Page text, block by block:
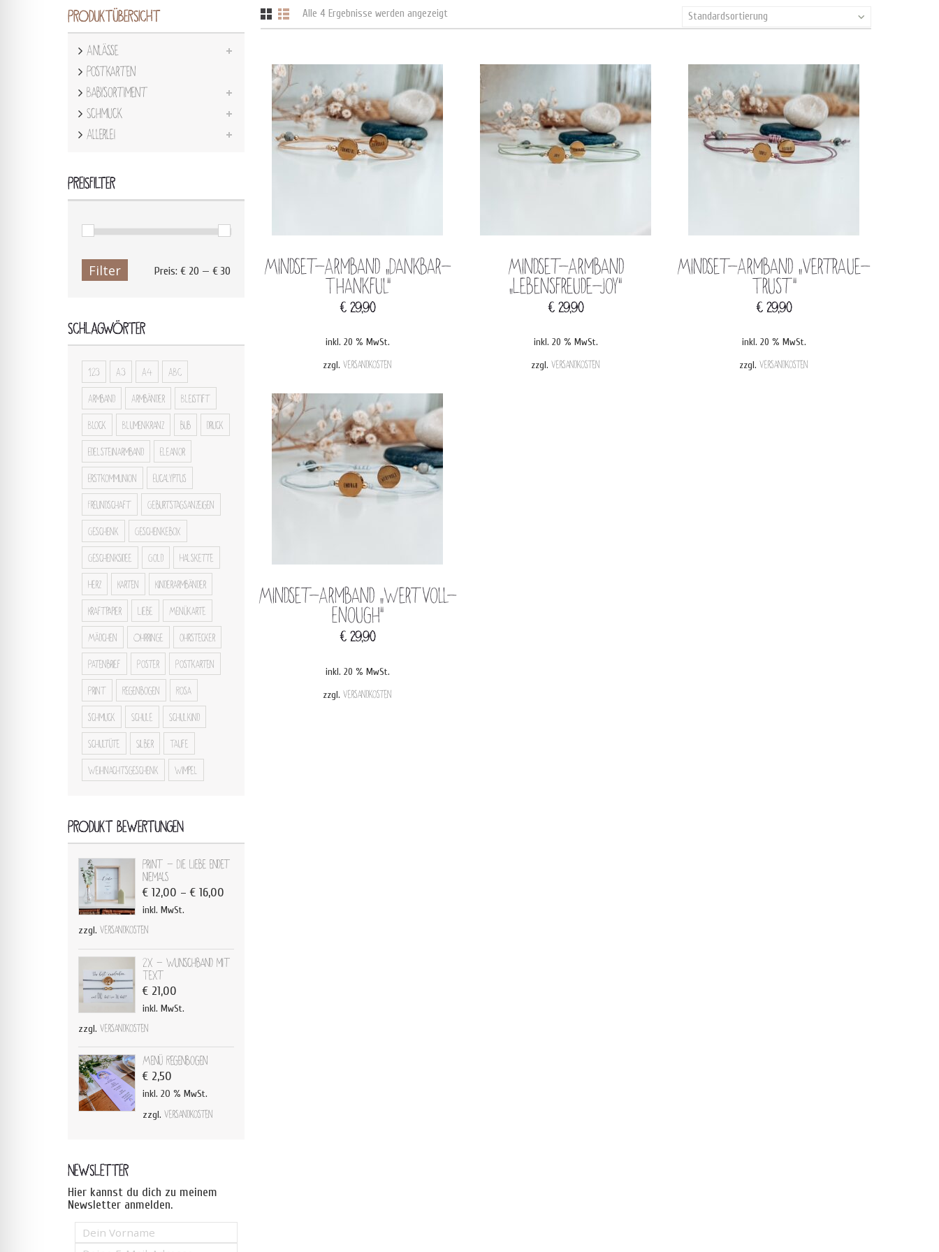
Alle 4 Ergebnisse werden angezeigt Standardsortierung
Mindset-Armband „Dankbar-
Thankful“
€ 29,90
inkl. 20 % MwSt.
zzgl.Versandkosten
Mindset-Armband
„Lebensfreude-Joy“
€ 29,90
inkl. 20 % MwSt.
zzgl.Versandkosten
Mindset-Armband „Vertraue-
Trust“
€ 29,90
inkl. 20 % MwSt.
zzgl.Versandkosten
Mindset-Armband „Wertvoll-
Enough“
€ 29,90
inkl. 20 % MwSt.
zzgl.Versandkosten
PRODUKTÜBERSICHT
Anlässe
Postkarten
Babysortiment
Schmuck
Allerlei
PREISFILTER
Filter Preis: € 20 — € 30
SCHLAGWÖRTER
123 A3 A4 ABC
Armband Armbänder Bleistift
Block Blumenkranz bub druck
Edelsteinarmband Eleanor
Erstkommunion Eucalyptus
Freundschaft Geburtstagsanzeigen
Geschenk Geschenkebox
Geschenksidee Gold Halskette
Herz Karten Kinderarmbänder
Kraftpapier Liebe Menükarte
Mädchen Ohrringe ohrstecker
Patenbrief Poster Postkarten
Print Regenbogen Rosa
schmuck Schule Schulkind
Schultüte Silber Taufe
Weihnachtsgeschenk Wimpel
PRODUKT BEWERTUNGEN
Print - Die Liebe endet
niemals
€12,00 –€16,00
inkl. MwSt.
zzgl. Versandkosten
2x - Wunschband mit
Text
€21,00
inkl. MwSt.
zzgl. Versandkosten
Menü Regenbogen
€2,50
inkl. 20 % MwSt.
zzgl. Versandkosten
NEWSLETTER
Hier kannst du dich zu meinem
Newsletter anmelden.